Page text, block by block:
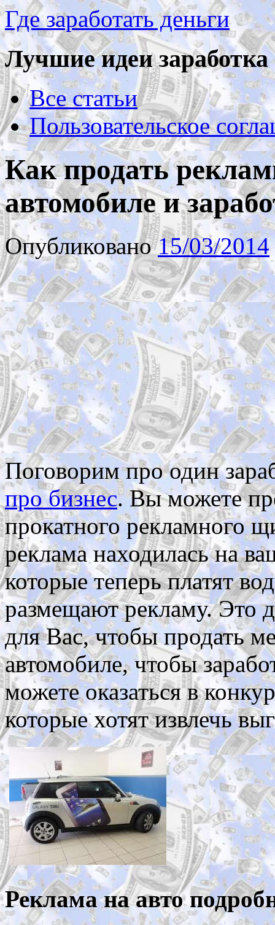
Где заработать деньги
Лучшие идеи заработка
Все статьи
Пользовательское
Как продать
автомобиле и
Опубликовано15/03/2014
Поговорим про один
про бизнес. Вы можете
прокатного рекламного
реклама находилась на
которые теперь платят
размещают рекламу. Это
для Вас, чтобы продать
автомобиле, чтобы
можете оказаться в
которые хотят извлечь
Реклама на авто